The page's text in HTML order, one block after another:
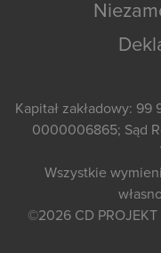
Kapitał zakładowy: 99
0000006865; Sąd
Wszystkie
©2026 CD PROJEKT